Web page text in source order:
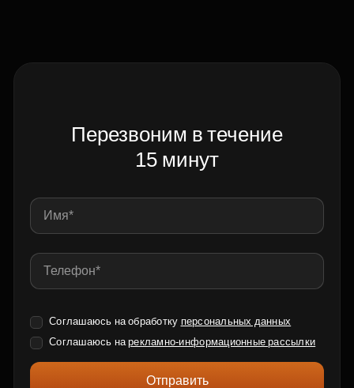
Перезвоним в течение
15 минут
Соглашаюсь на обработку персональных данных
Соглашаюсь нарекламно-информационные рассылки
Отправить